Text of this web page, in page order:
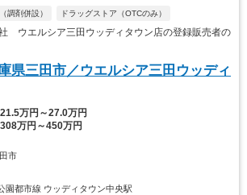
調剤併設） ドラッグストア（OTCのみ）
ウエルシア三田ウッディタウン店の登録販売者の
県三田市／ウエルシア三田ウッディ
21.5万円～27.0万円
308万円～450万円
市
園都市線 ウッディタウン中央駅